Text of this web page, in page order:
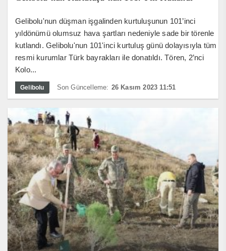
Gelibolu'nun düşman işgalinden kurtuluşunun 101’inci
yıldönümü olumsuz hava şartları nedeniyle sade bir törenle
kutlandı. Gelibolu'nun 101'inci kurtuluş günü dolayısıyla tüm
resmi kurumlar Türk bayrakları ile donatıldı. Tören, 2’nci
Kolo...
Gelibolu Son Güncelleme: 26 Kasım 2023 11:51